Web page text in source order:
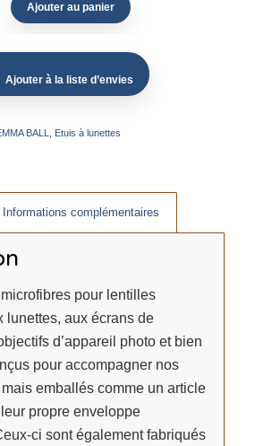
Ajouter au panier
Ajouter à la liste d’envies
BALL, Etuis à lunettes
Informations complémentaires
pour lentilles
lunettes, aux écrans de
d’appareil photo et bien
pour accompagner nos
emballés comme un article
propre enveloppe
ci sont également fabriqués